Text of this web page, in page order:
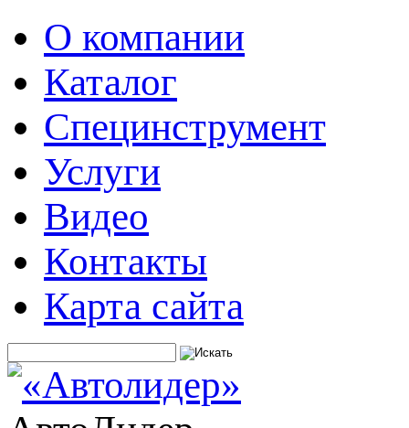
О компании
Каталог
Специнструмент
Услуги
Видео
Контакты
Карта сайта